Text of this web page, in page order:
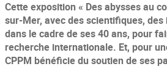
Cette exposition « Des abysses au
sur-Mer, avec des scientifiques,
dans le cadre de ses 40 ans, pour
recherche internationale. Et, pour
CPPM bénéficie du soutien de ses